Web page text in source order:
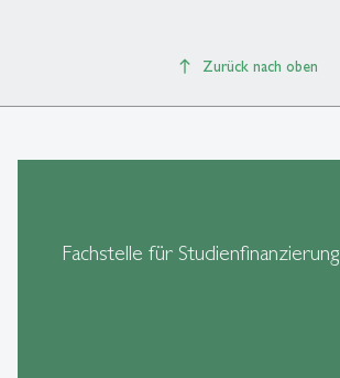
Zurück nach oben
Fachstelle für Studienfinanzierung